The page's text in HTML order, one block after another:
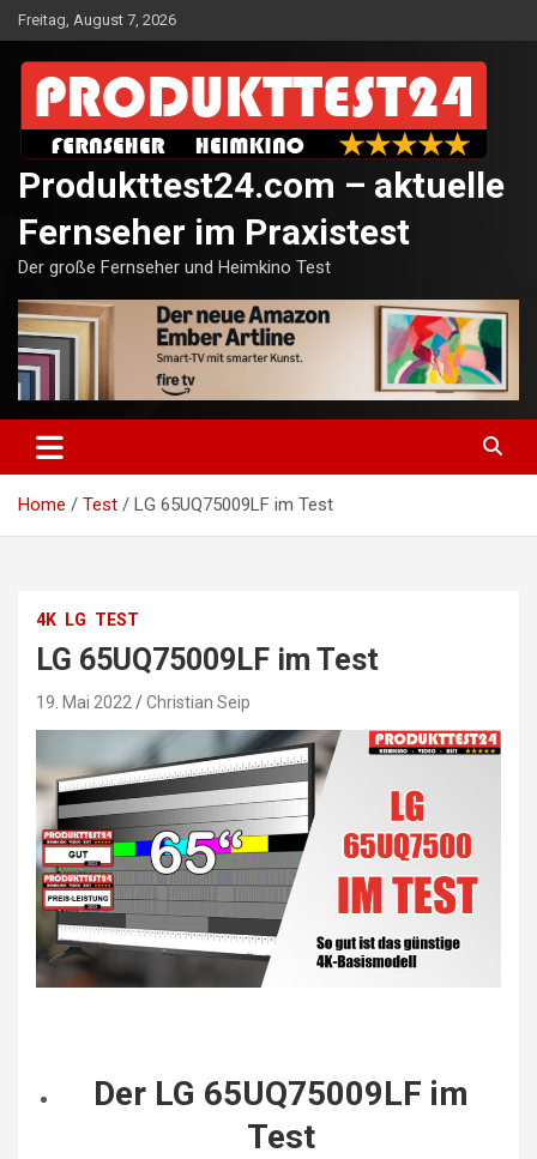
Skip
to
content
Freitag, August 7, 2026
Produkttest24.com – aktuelle
Fernseher im Praxistest
Der große Fernseher und Heimkino Test
Home Test LG 65UQ75009LF im Test
4K LG TEST
LG 65UQ75009LF im Test
19. Mai 2022 Christian Seip
Der LG 65UQ75009LF im
Test